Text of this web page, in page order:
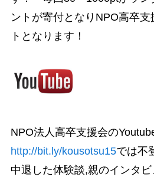
ントが寄付となりNPO高卒
トとなります！
NPO法人高卒支援会の
http://bit.ly/kousotsu15では不
中退した体験談,親のインタビ